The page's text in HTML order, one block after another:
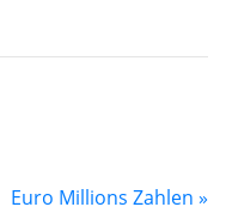
Euro Millions Zahlen »